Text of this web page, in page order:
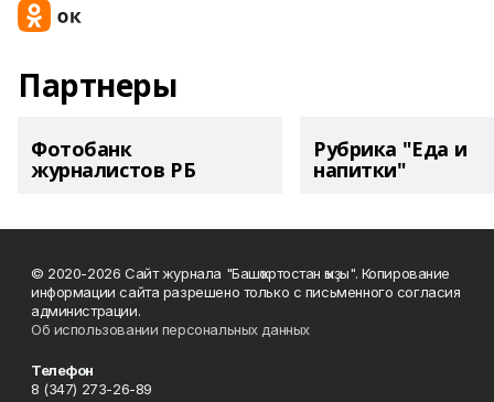
Партнеры
Фотобанк
журналистов РБ
Рубрика "Еда и
напитки"
© 2020-2026 Сайт журнала "Башҡортостан ҡыҙы". Копирование
информации сайта разрешено только с письменного согласия
администрации.
Об использовании персональных данных
Телефон
8 (347) 273-26-89